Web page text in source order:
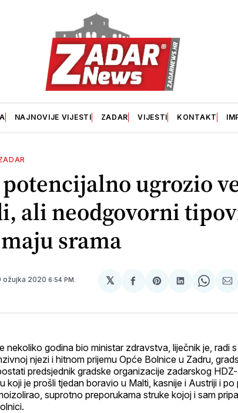
NAJNOVIJE VIJESTI ZADAR VIJESTI KONTAKT
ugrozio
ali neodgovorni
srama
ožujka 2020 6:54 PM. 𝕏
podijeli
Facebook
Sharepodijeli
LinkedIn
Share
nekoliko godina bio ministar zdravstva, liječnik je, radi
njezi i hitnom prijemu Opće Bolnice u Zadru,
predsjednik gradske organizacije zadarskog
koji je prošli tjedan boravio u Malti, kasnije i Austriji i
suprotno preporukama struke kojoj i sam